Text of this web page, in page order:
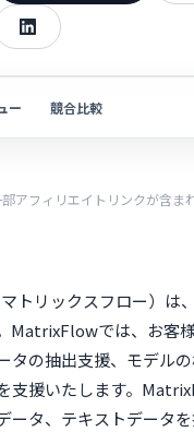
ー 競合比較
アフィリエイトリンクが含まれ
トリックスフロー）は
MatrixFlowでは、お客
タの抽出支援、モデル
支援いたします。
ータ、テキストデータ